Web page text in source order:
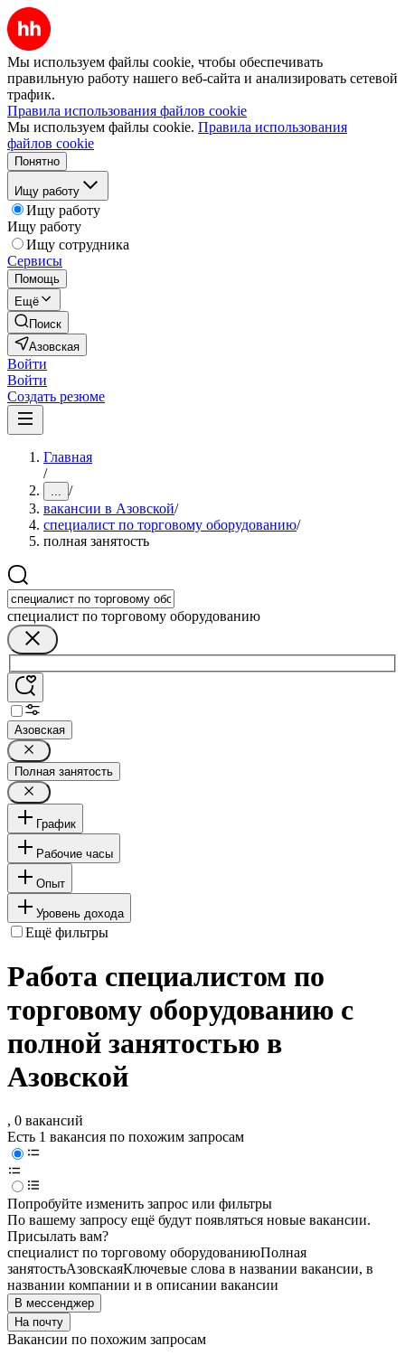
Мы используем файлы cookie, чтобы обеспечивать
правильную работу нашего веб-сайта и анализировать сетевой
трафик.
Правила использования файлов cookie
Мы используем файлы cookie. Правила использования
файлов cookie
Понятно
Ищу работу
Ищу работу
Ищу работу
Ищу сотрудника
Сервисы
Помощь
Ещё
Поиск
Азовская
Войти
Войти
Создать резюме
Главная
/
... /
вакансии в Азовской/
специалист по торговому оборудованию/
полная занятость
специалист по торговому оборудованию
Азовская
Полная занятость
График
Рабочие часы
Опыт
Уровень дохода
Ещё фильтры
Работа специалистом по
торговому оборудованию с
полной занятостью в
Азовской
, 0 вакансий
Есть 1 вакансия по похожим запросам
Попробуйте изменить запрос или фильтры
По вашему запросу ещё будут появляться новые вакансии.
Присылать вам?
специалист по торговому оборудованиюПолная
занятостьАзовскаяКлючевые слова в названии вакансии, в
названии компании и в описании вакансии
В мессенджер
На почту
Вакансии по похожим запросам